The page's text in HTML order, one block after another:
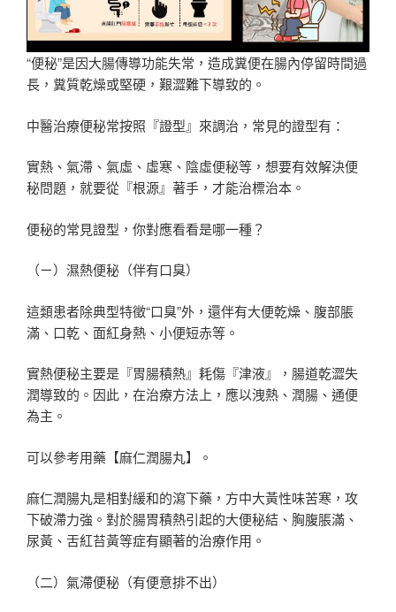
“便秘”是因大腸傳導功能失常，造成糞便在腸內停留時間過
長，糞質乾燥或堅硬，艱澀難下導致的。
中醫治療便秘常按照『證型』來調治，常見的證型有：
實熱、氣滯、氣虛、虛寒、陰虛便秘等，想要有效解決便
秘問題，就要從『根源』著手，才能治標治本。
便秘的常見證型，你對應看看是哪一種？
（ㄧ）濕熱便秘（伴有口臭）
這類患者除典型特徵“口臭”外，還伴有大便乾燥、腹部脹
滿、口乾、面紅身熱、小便短赤等。
實熱便秘主要是『胃腸積熱』耗傷『津液』，腸道乾澀失
潤導致的。因此，在治療方法上，應以洩熱、潤腸、通便
為主。
可以參考用藥【麻仁潤腸丸】。
麻仁潤腸丸是相對緩和的瀉下藥，方中大黃性味苦寒，攻
下破滯力強。對於腸胃積熱引起的大便秘結、胸腹脹滿、
尿黃、舌紅苔黃等症有顯著的治療作用。
（二）氣滯便秘（有便意排不出）